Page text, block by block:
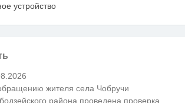
устройство
жителя села Чобручи
района проведена проверка